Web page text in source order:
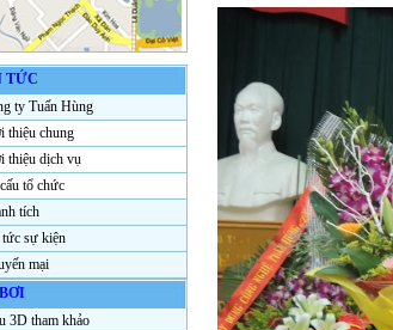
TỨC
ty Tuấn Hùng
thiệu chung
thiệu dịch vụ
tổ chức
tích
sự kiện
mại
3D tham khảo